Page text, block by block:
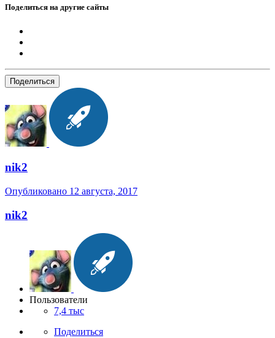
Поделиться на другие сайты
Поделиться
nik2
Опубликовано 12 августа, 2017
nik2
Пользователи
7,4 тыс
Поделиться